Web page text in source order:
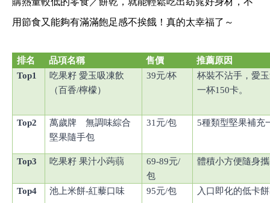
用節食又能夠有滿滿飽足感不挨餓！真的太幸福了～
排名 品項名稱 售價
推薦原因
Top1
吃果籽 愛玉吸凍飲
（百香/檸檬）
39元/杯
杯裝不沾手，愛
一杯150卡。
Top2
萬歲牌 無調味綜合
堅果隨手包
31 元/包 5種類型堅果補充
Top3 吃果籽 果汁小蒟蒻 69-89元/
包
體積小方便隨身
Top4 池上米餅-紅藜口味 95元/包 入口即化的低卡